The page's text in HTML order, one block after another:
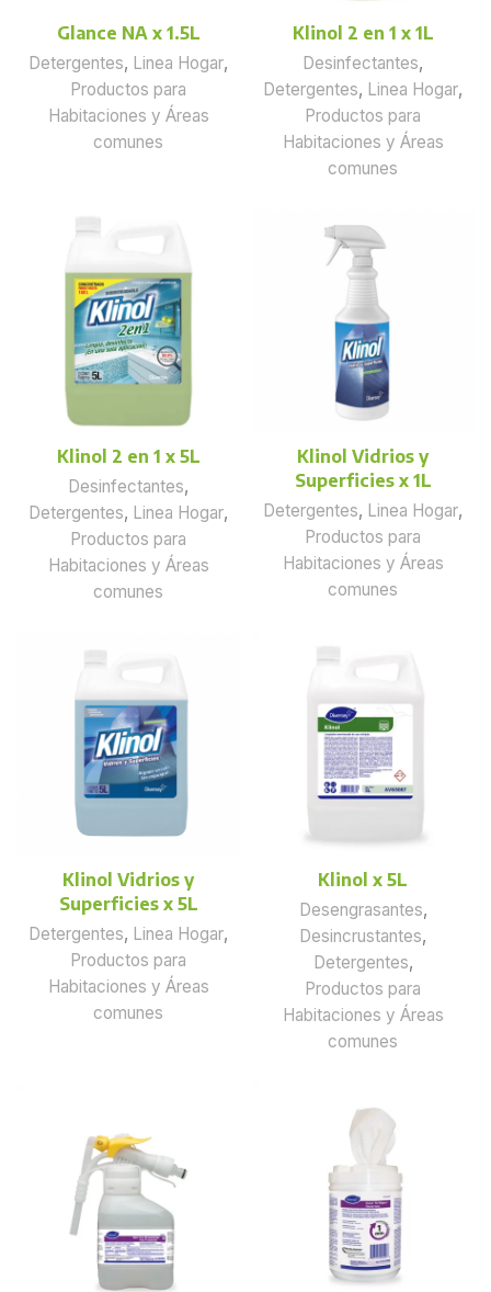
Glance NA x 1.5L
Detergentes, Linea Hogar,
Productos para
Habitaciones y Áreas
comunes
Klinol 2 en 1 x 1L
Desinfectantes,
Detergentes, Linea Hogar,
Productos para
Habitaciones y Áreas
comunes
Klinol 2 en 1 x 5L
Desinfectantes,
Detergentes, Linea Hogar,
Productos para
Habitaciones y Áreas
comunes
Klinol Vidrios y
Superficies x 1L
Detergentes, Linea Hogar,
Productos para
Habitaciones y Áreas
comunes
Klinol Vidrios y
Superficies x 5L
Detergentes, Linea Hogar,
Productos para
Habitaciones y Áreas
comunes
Klinol x 5L
Desengrasantes,
Desincrustantes,
Detergentes,
Productos para
Habitaciones y Áreas
comunes